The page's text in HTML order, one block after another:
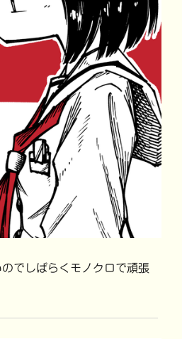
でしばらくモノクロで頑張